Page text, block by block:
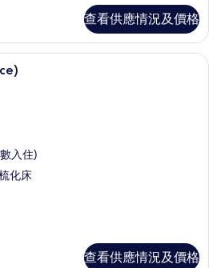
查看供應情況及價格
普通套房 (El Avenida Palace) | 高級
入住)
化床
查看供應情況及價格